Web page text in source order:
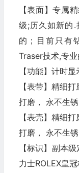
【表面】专属
级;历久如新的.
的；目前只有
Traser技术,专业
【功能】计时
【表带】精细
打磨， 永不生
【表壳】精细
打磨， 永不生
【标识】副本
力士ROLEX皇冠